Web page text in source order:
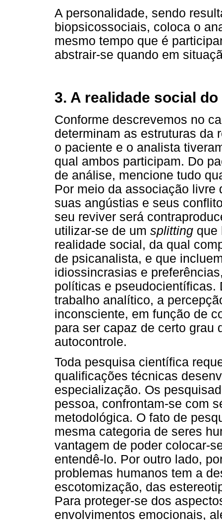
A personalidade, sendo
biopsicossociais, coloca o
mesmo tempo que é
abstrair-se quando em
3. A realidade social
Conforme descrevemos no
determinam as estruturas da
o paciente e o analista
qual ambos participam. Do
de análise, mencione tudo
Por meio da associação
suas angústias e seus
seu reviver será
utilizar-se de um splitting que
realidade social, da qual
de psicanalista, e que
idiossincrasias e
políticas e pseudocientíficas.
trabalho analítico, a
inconsciente, em função de
para ser capaz de certo grau
autocontrole.
Toda pesquisa científica
qualificações técnicas
especialização. Os
pessoa, confrontam-se com
metodológica. O fato de
mesma categoria de seres
vantagem de poder colocar-
entendê-lo. Por outro lado,
problemas humanos tem a
escotomização, das
Para proteger-se dos
envolvimentos emocionais,